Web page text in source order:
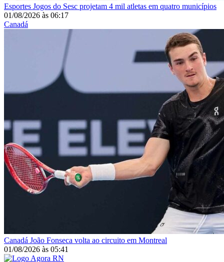
Esportes Jogos do Sesc projetam 4 mil atletas em quatro municípios
01/08/2026 às 06:17
Canadá
Canadá João Fonseca volta ao circuito em Montreal
01/08/2026 às 05:41